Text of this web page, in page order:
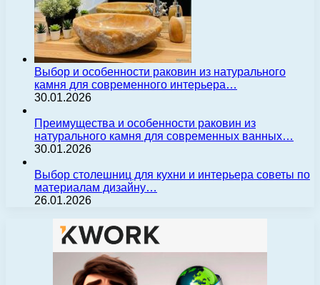
Выбор и особенности раковин из натурального
камня для современного интерьера…
30.01.2026
Преимущества и особенности раковин из
натурального камня для современных ванных…
30.01.2026
Выбор столешниц для кухни и интерьера советы по
материалам дизайну…
26.01.2026